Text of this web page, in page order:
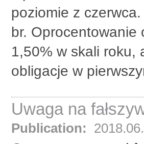
poziomie z
br. Oprocentowanie
1,50% w skali roku,
obligacje w
Uwaga na
Publication: